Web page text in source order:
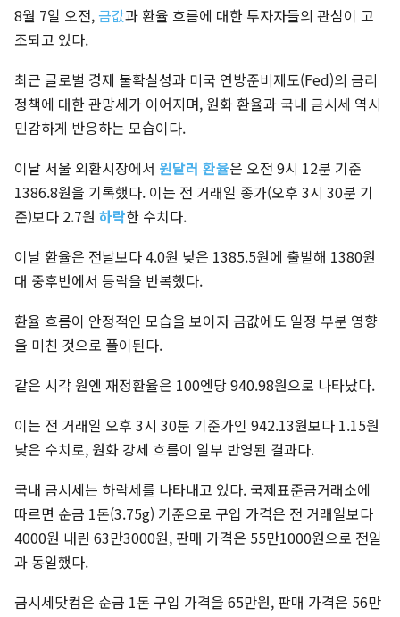
8월 7일 오전, 금값과 환율 흐름에 대한 투자자들의 관심이 고
조되고 있다.
최근 글로벌 경제 불확실성과 미국 연방준비제도(Fed)의 금리
정책에 대한 관망세가 이어지며, 원화 환율과 국내 금시세 역시
민감하게 반응하는 모습이다.
이날 서울 외환시장에서 원달러 환율은 오전 9시 12분 기준
1386.8원을 기록했다. 이는 전 거래일 종가(오후 3시 30분 기
준)보다 2.7원 하락한 수치다.
이날 환율은 전날보다 4.0원 낮은 1385.5원에 출발해 1380원
대 중후반에서 등락을 반복했다.
환율 흐름이 안정적인 모습을 보이자 금값에도 일정 부분 영향
을 미친 것으로 풀이된다.
같은 시각 원엔 재정환율은 100엔당 940.98원으로 나타났다.
이는 전 거래일 오후 3시 30분 기준가인 942.13원보다 1.15원
낮은 수치로, 원화 강세 흐름이 일부 반영된 결과다.
국내 금시세는 하락세를 나타내고 있다. 국제표준금거래소에
따르면 순금 1돈(3.75g) 기준으로 구입 가격은 전 거래일보다
4000원 내린 63만3000원, 판매 가격은 55만1000원으로 전일
과 동일했다.
금시세닷컴은 순금 1돈 구입 가격을 65만원, 판매 가격은 56만